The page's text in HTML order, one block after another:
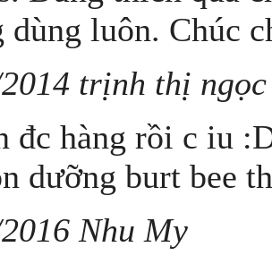
dùng luôn. Chúc
trịnh thị ngọc
đc hàng rồi c iu
dưỡng burt bee
Nhu My